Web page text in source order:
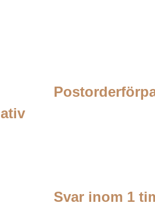
Svar inom 1